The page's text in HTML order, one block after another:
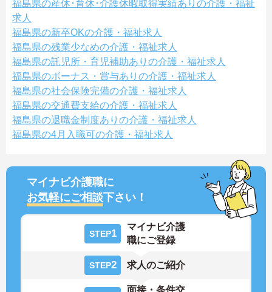
福島県の産休･育休･介護休暇取得実績ありの介護・福祉
求人
福島県の新卒OKの介護・福祉求人
福島県の残業少なめの介護・福祉求人
福島県の託児所・育児補助ありの介護・福祉求人
福島県のボーナス・賞与ありの介護・福祉求人
福島県の社会保険完備の介護・福祉求人
福島県の交通費支給の介護・福祉求人
福島県の退職金制度ありの介護・福祉求人
福島県の4月入職可の介護・福祉求人
マイナビ介護職に
お気軽にご相談下さい！
STEP1
マイナビ介護
職にご登録
STEP2 求人のご紹介
面接・条件交